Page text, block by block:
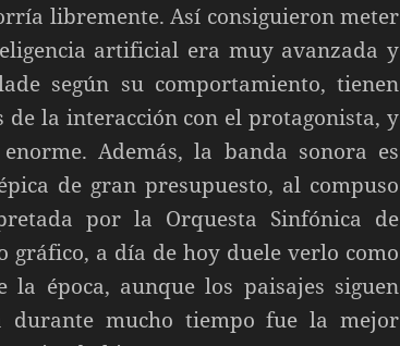
libremente. Así consiguieron meter
artificial era muy avanzada y
según su comportamiento, tienen
la interacción con el protagonista, y
Además, la banda sonora es
de gran presupuesto, al compuso
por la Orquesta Sinfónica de
gráfico, a día de hoy duele verlo como
la época, aunque los paisajes siguen
durante mucho tiempo fue la mejor